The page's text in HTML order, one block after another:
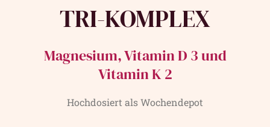
TRI-KOMPLEX
Magnesium, Vitamin D 3 und
Vitamin K 2
Hochdosiert als Wochendepot